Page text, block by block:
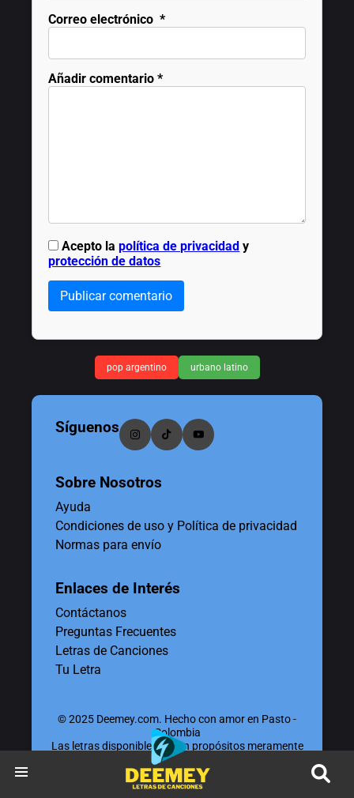
Correo electrónico *
Añadir comentario *
Acepto lapolítica de privacidad y
protección de datos
Publicar comentario
pop argentino urbano latino
Síguenos
Sobre Nosotros
Ayuda
Condiciones de uso y Política de privacidad
Normas para envío
Enlaces de Interés
Contáctanos
Preguntas Frecuentes
Letras de Canciones
Tu Letra
© 2025 Deemey.com. Hecho con amor en Pasto -
Colombia
Las letras disponibles tienen propósitos meramente
educativos